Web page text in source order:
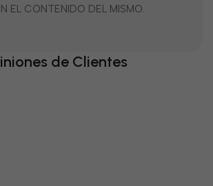
EL CONTENIDO DEL MISMO.
de Clientes